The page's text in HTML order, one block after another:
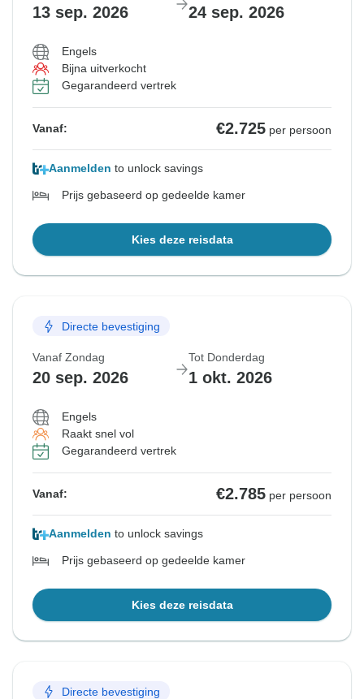
13 sep. 2026 24 sep. 2026
Engels
Bijna uitverkocht
Gegarandeerd vertrek
Vanaf: €2.725 per persoon
Aanmelden to unlock savings
Prijs gebaseerd op gedeelde kamer
Kies deze reisdata
Directe bevestiging
Vanaf Zondag
20 sep. 2026
Tot Donderdag
1 okt. 2026
Engels
Raakt snel vol
Gegarandeerd vertrek
Vanaf: €2.785 per persoon
Aanmelden to unlock savings
Prijs gebaseerd op gedeelde kamer
Kies deze reisdata
Directe bevestiging